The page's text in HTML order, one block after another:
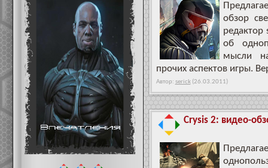
обзор
редактор
об
мысли
прочих аспектов игры.
Автор: serick(26.03.2011)
Crysis 2: видео-